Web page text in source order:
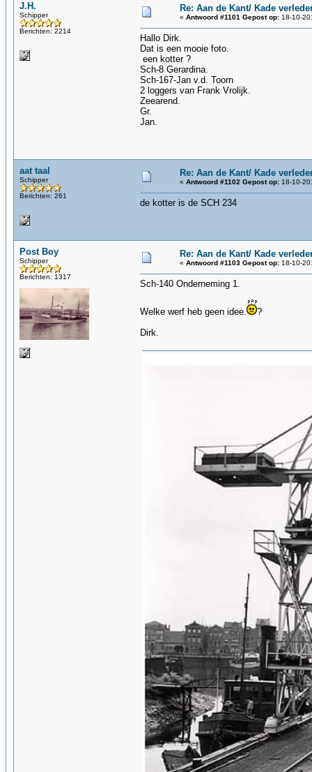
J.H.
Schipper
Berichten: 2214
Re: Aan de Kant/ Kade
« Antwoord #1101 Gepost op: 18-10-
Hallo Dirk.
Dat is een mooie foto.
een kotter ?
Sch-8 Gerardina.
Sch-167-Jan v.d. Toorn
2 loggers van Frank Vrolijk.
Zeearend.
Gr.
Jan.
aat taal
Schipper
Berichten: 261
Re: Aan de Kant/ Kade
« Antwoord #1102 Gepost op: 18-10-
de kotter is de SCH 234
Post Boy
Schipper
Berichten: 1317
Re: Aan de Kant/ Kade
« Antwoord #1103 Gepost op: 18-10-
Sch-140 Onderneming 1.
Welke werf heb geen idee.
?
Dirk.